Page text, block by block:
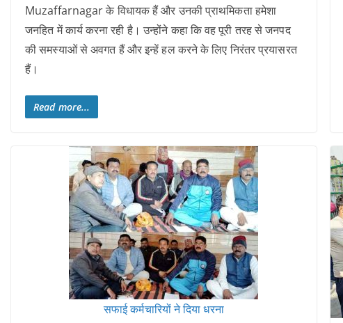
Muzaffarnagar के विधायक हैं और उनकी प्राथमिकता हमेशा
जनहित में कार्य करना रही है। उन्होंने कहा कि वह पूरी तरह से जनपद
की समस्याओं से अवगत हैं और इन्हें हल करने के लिए निरंतर प्रयासरत
हैं।
Read more...
सफाई कर्मचारियों ने दिया धरना